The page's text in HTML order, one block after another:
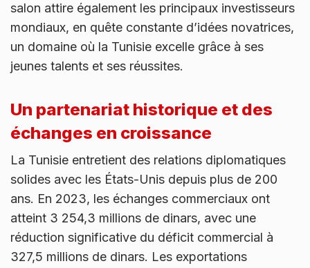
salon attire également les principaux investisseurs
mondiaux, en quête constante d’idées novatrices,
un domaine où la Tunisie excelle grâce à ses
jeunes talents et ses réussites.
Un partenariat historique et des
échanges en croissance
La Tunisie entretient des relations diplomatiques
solides avec les États-Unis depuis plus de 200
ans. En 2023, les échanges commerciaux ont
atteint 3 254,3 millions de dinars, avec une
réduction significative du déficit commercial à
327,5 millions de dinars. Les exportations